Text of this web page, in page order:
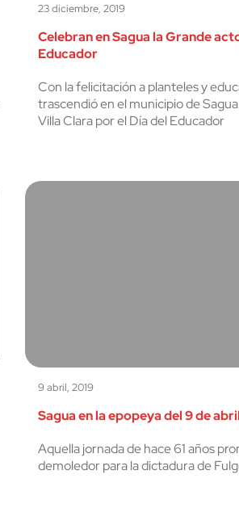
23 diciembre, 2019
Celebran en Sagua la Grande
Educador
Con la felicitación a planteles y
trascendió en el municipio de
Villa Clara por el Día del Educador
9 abril, 2019
Sagua en la epopeya del 9 de abril
Aquella jornada de hace 61 años
demoledor para la dictadura de